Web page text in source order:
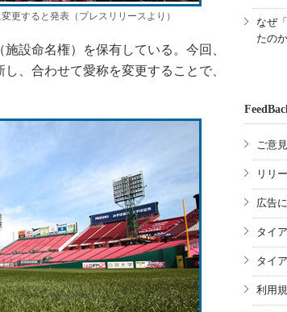
更すると発表（プレスリリースより）
設命名権）を保有している。今回、
、合わせて愛称を変更することで、
なぜ
たの
ご意
リリ
広告
タイ
タイ
利用